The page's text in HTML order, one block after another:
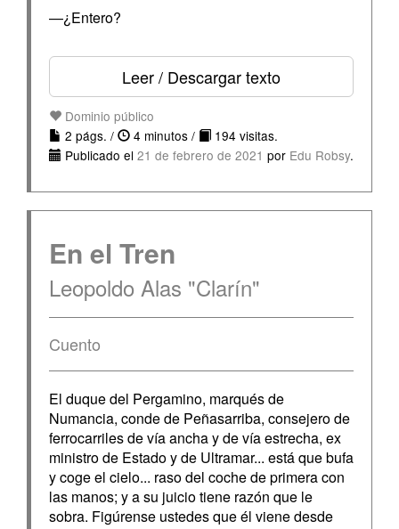
—¿Entero?
Leer / Descargar texto
Dominio público
2 págs. /
4 minutos /
194 visitas.
Publicado el 21 de febrero de 2021 por Edu Robsy.
En el Tren
Leopoldo Alas "Clarín"
Cuento
El duque del Pergamino, marqués de
Numancia, conde de Peñasarriba, consejero de
ferrocarriles de vía ancha y de vía estrecha, ex
ministro de Estado y de Ultramar... está que bufa
y coge el cielo... raso del coche de primera con
las manos; y a su juicio tiene razón que le
sobra. Figúrense ustedes que él viene desde